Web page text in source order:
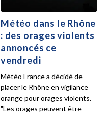
Météo dans le Rhône
: des orages violents
annoncés ce
vendredi
Météo France a décidé de
placer le Rhône en vigilance
orange pour orages violents.
"Les orages peuvent être